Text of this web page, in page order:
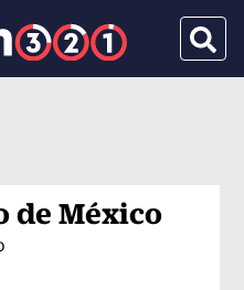
de México